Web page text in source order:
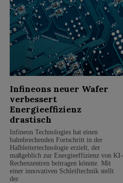
Infineons neuer Wafer
verbessert
Energieeffizienz
drastisch
Infineon Technologies hat einen
bahnbrechenden Fortschritt in der
Halbleitertechnologie erzielt, der
maßgeblich zur Energieeffizienz von KI-
Rechenzentren beitragen könnte. Mit
einer innovativen Schleiftechnik stellt
der